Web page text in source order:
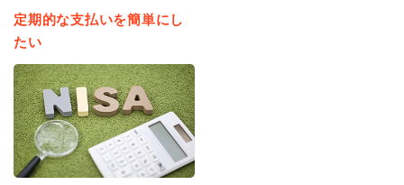
定期的な支払いを簡単にし
たい